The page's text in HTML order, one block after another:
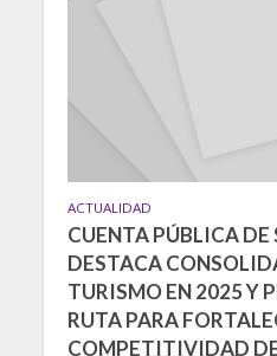
ACTUALIDAD
CUENTA PÚBLICA DE
DESTACA
TURISMO EN 2025 Y
RUTA PARA
COMPETITIVIDAD